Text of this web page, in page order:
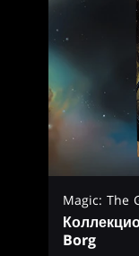
Magic: The
Borg